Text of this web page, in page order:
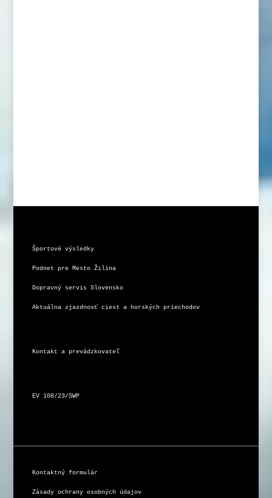
Športové výsledky
Podnet pre Mesto Žilina
Dopravný servis Slovensko
Aktuálna zjazdnosť ciest a horských priechodov
Kontakt a prevádzkovateľ
EV 108/23/SWP
Kontaktný formulár
Zásady ochrany osobných údajov